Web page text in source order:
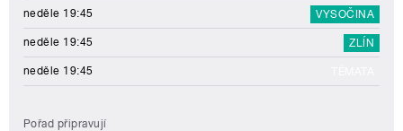
neděle 19:45 VYSOČINA
neděle 19:45 ZLÍN
neděle 19:45
Pořad připravují